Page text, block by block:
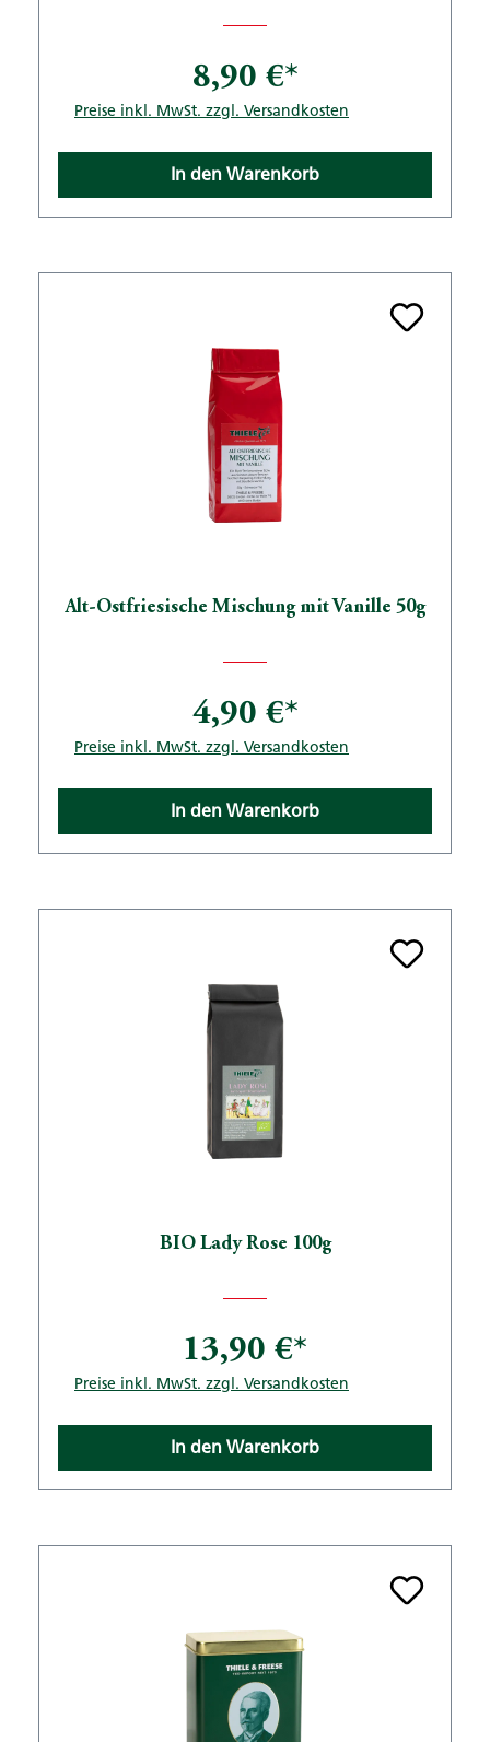
8,90 €*
Preise inkl. MwSt. zzgl. Versandkosten
In den Warenkorb
Alt-Ostfriesische Mischung mit Vanille 50g
4,90 €*
Preise inkl. MwSt. zzgl. Versandkosten
In den Warenkorb
BIO Lady Rose 100g
13,90 €*
Preise inkl. MwSt. zzgl. Versandkosten
In den Warenkorb